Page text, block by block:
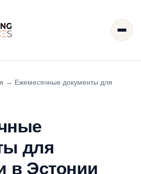
→ Ежемесячные документы для
для
в Эстонии